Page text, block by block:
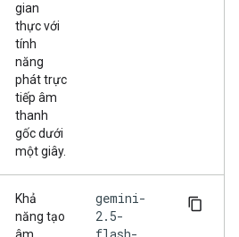
gian
thực với
tính
năng
phát trực
tiếp âm
thanh
gốc dưới
một giây.
Khả
năng tạo
gemini-
2.5-